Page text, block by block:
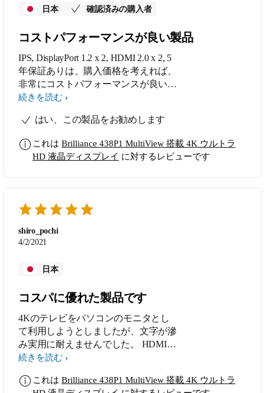
日本 確認済みの購入者
コストパフォーマンスが良い製品
IPS, DisplayPort 1.2 x 2, HDMI 2.0 x 2, 5
年保証ありは、購入価格を考えれば、
非常にコストパフォーマンスが良い。
デザインもシンプルで良い。
続きを読む
はい、この製品をお勧めします
これは Brilliance 438P1 MultiView 搭載 4K ウルトラ
HD 液晶ディスプレイ に対するレビューです
shiro_pochi
4/2/2021
日本
コスパに優れた製品です
4Kのテレビをパソコンのモニタとし
て利用しようとしましたが、文字が滲
み実用に耐えませんでした。 HDMIは
そもそも映像用の規格であり、PC用
起こらなく綺麗に表示されます。 こ
続きを読む
これは Brilliance 438P1 MultiView 搭載 4K ウルトラ